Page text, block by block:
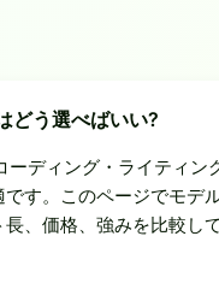
どう選べばいい?
ディング・ライティン
す。このページでモデ
、価格、強みを比較して